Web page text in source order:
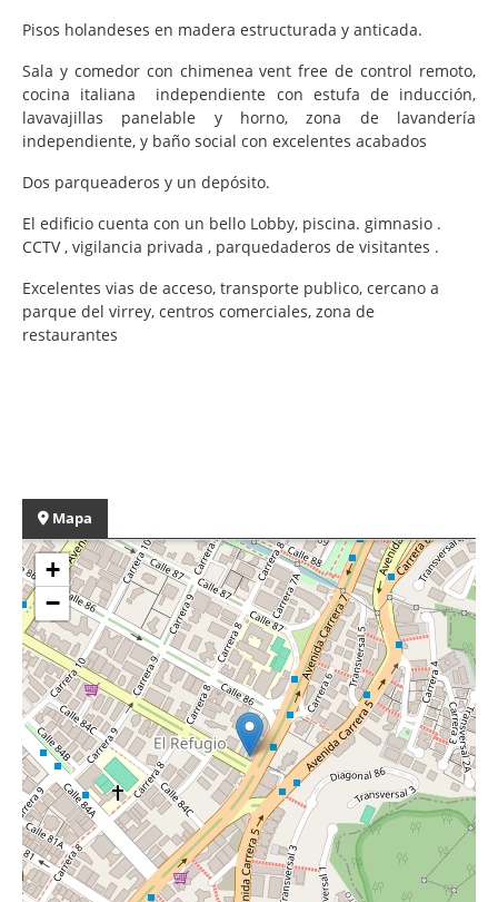
Pisos holandeses en madera estructurada y anticada.
Sala y comedor con chimenea vent free de control remoto,
cocina italiana independiente con estufa de inducción,
lavavajillas panelable y horno, zona de lavandería
independiente, y baño social con excelentes acabados
Dos parqueaderos y un depósito.
El edificio cuenta con un bello Lobby, piscina. gimnasio .
CCTV , vigilancia privada , parquedaderos de visitantes .
Excelentes vias de acceso, transporte publico, cercano a
parque del virrey, centros comerciales, zona de
restaurantes
Mapa
+
−